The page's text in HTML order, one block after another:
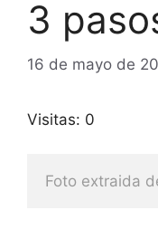
3
16 de mayo de
Visitas: 0
Foto extraida